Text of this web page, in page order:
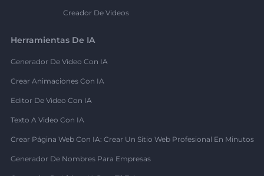
Creador De Videos
Herramientas De IA
Generador De Video Con IA
Crear Animaciones Con IA
Editor De Video Con IA
Texto A Video Con IA
Crear Página Web Con IA: Crear Un Sitio Web Profesional En Minutos
Generador De Nombres Para Empresas